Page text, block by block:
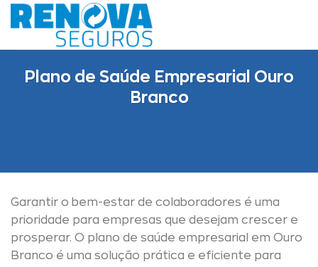
Skip
to
Plano de Saúde Empresarial Ouro
Branco
Garantir o bem-estar de colaboradores é uma
prioridade para empresas que desejam crescer e
prosperar. O plano de saúde empresarial em Ouro
Branco é uma solução prática e eficiente para